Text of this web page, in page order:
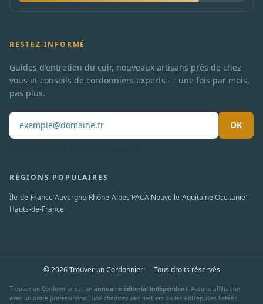
RESTEZ INFORMÉ
Guides d'entretien du cuir, nouveaux artisans près de chez
vous et conseils de cordonniers experts — une fois par mois,
pas plus.
OK
RÉGIONS POPULAIRES
Île-de-France·Auvergne-Rhône-Alpes·PACA·Nouvelle-Aquitaine·Occitanie·
Hauts-de-France
© 2026 Trouver un Cordonnier — Tous droits réservés
Trouver un Cordonnier est un annuaire éditorial indépendant . Aucune affiliation
avec un ordre professionnel, une chambre des métiers ou les entreprises listées.